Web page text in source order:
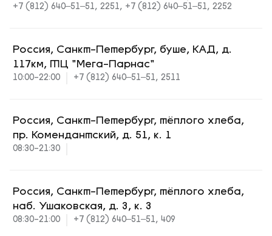
+7 (812) 640‒51‒51, 2251, +7 (812) 640‒51‒51, 2252
Россия, Санкт-Петербург, буше, КАД, д.
117км, ТЦ "Мега-Парнас"
10:00-22:00 +7 (812) 640‒51‒51, 2511
Россия, Санкт-Петербург, тёплого хлеба,
пр. Комендантский, д. 51, к. 1
08:30-21:30
Россия, Санкт-Петербург, тёплого хлеба,
наб. Ушаковская, д. 3, к. 3
08:30-21:00 +7 (812) 640‒51‒51, 409